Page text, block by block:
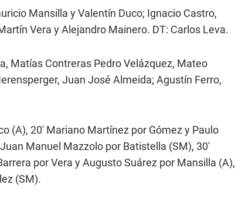
Mansilla y Valentín Duco; Ignacio Castro,
Vera y Alejandro Mainero. DT: Carlos Leva.
Matías Contreras Pedro Velázquez, Mateo
Juan José Almeida; Agustín Ferro,
(A), 20' Mariano Martínez por Gómez y Paulo
Manuel Mazzolo por Batistella (SM), 30'
por Vera y Augusto Suárez por Mansilla (A),
(SM).